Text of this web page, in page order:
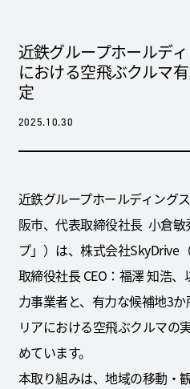
近鉄グループホールデ
における空飛ぶクルマ
定
2025.10.30
近鉄グループホールディング
阪市、代表取締役社長 小倉
プ」）は、株式会社SkyDrive
取締役社長 CEO：福澤 知浩
力事業者と、有力な候補地3
リアにおける空飛ぶクルマの
めています。
本取り組みは、地域の移動・